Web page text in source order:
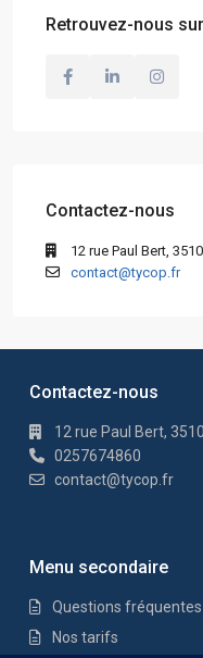
Retrouvez-nous
Contactez-nous
12 rue Paul Bert,
contact@tycop.fr
Contactez-nous
12 rue Paul Bert,
0257674860
contact@tycop.fr
Menu secondaire
Questions fréquentes
Nos tarifs